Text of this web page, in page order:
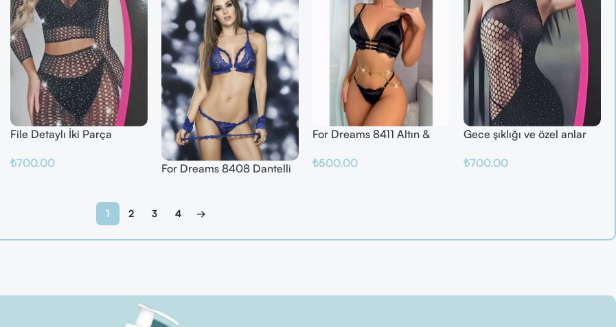
File Detaylı İki Parça
₺700.00
For Dreams 8408 Dantelli
For Dreams 8411 Altın &
₺500.00
Gece şıklığı ve özel anlar
₺700.00
1 2 3 4 →